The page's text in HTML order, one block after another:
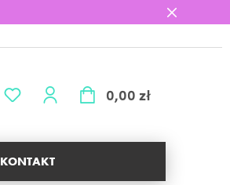
0,00 zł
KONTAKT